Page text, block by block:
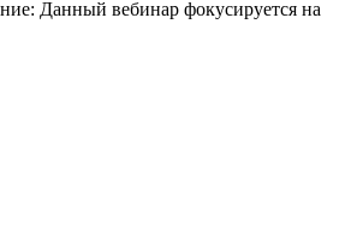
Данный вебинар фокусируется на